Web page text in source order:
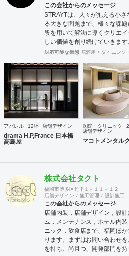
この会社からのメッセージ
STRAYTは、人々が抱える小さ
る大きな問題まで、様々な課
段を用いて解決に導くクリエ
しい価値を創り続けていきます
対応可能な業態 居酒屋 ダイニング
アパレル 12坪 店舗デザイン
drama H.P,France 日本橋
高島屋
医院・クリニック
店舗デザイン
マコトメンタル
株式会社タクト
福岡市博多区竹下１－１１－１２
店舗デザイン
施工管理 設計施工
この会社からのメッセージ
店舗内装，店舗デザイン，設
ム，メンテナンス，ホテル内
ニック，飲食店まで、福岡ほ
ります。まずはお問い合わせ
を持ち、尚且つ、開発部門を持